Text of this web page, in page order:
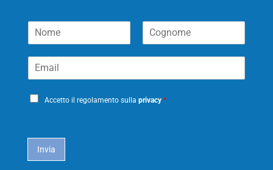
o
e
o
n
m
m
P
Accetto il regolamento sulla privacy *
Invia